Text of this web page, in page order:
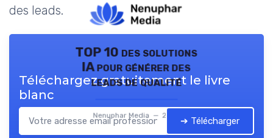
des leads.
TOP 10 des solutions
IA pour générer des
leads de qualité
Nenuphar Media — 2026
Téléchargez gratuitement le livre
blanc
➔ Télécharger